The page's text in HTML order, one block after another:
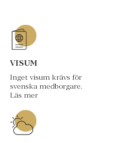
VISUM
Inget visum krävs för
svenska medborgare.
Läs mer